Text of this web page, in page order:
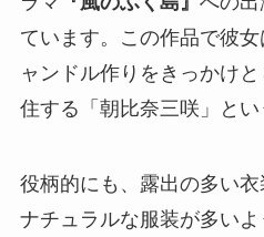
ています。この作品で彼
ャンドル作りをきっかけ
住する「朝比奈三咲」とい
役柄的にも、露出の多い
ナチュラルな服装が多い